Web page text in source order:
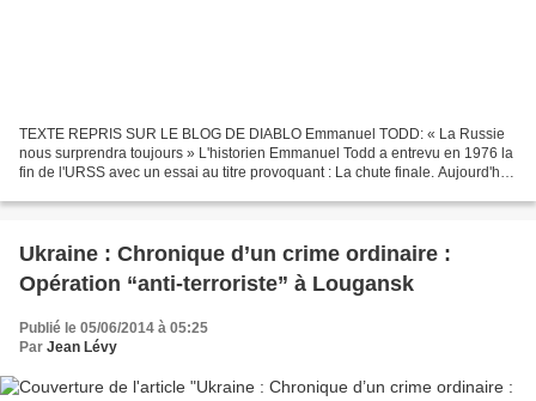
TEXTE REPRIS SUR LE BLOG DE DIABLO Emmanuel TODD: « La Russie
nous surprendra toujours » L'historien Emmanuel Todd a entrevu en 1976 la
fin de l'URSS avec un essai au titre provoquant : La chute finale. Aujourd'hui,
Ukraine : Chronique d’un crime ordinaire :
Opération “anti-terroriste” à Lougansk
Publié le 05/06/2014 à 05:25
Par Jean Lévy